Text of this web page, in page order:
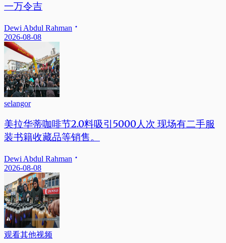
一万令吉
Dewi Abdul Rahman
2026-08-08
selangor
美拉华蒂咖啡节2.0料吸引5000人次 现场有二手服
装书籍收藏品等销售。
Dewi Abdul Rahman
2026-08-08
观看其他视频